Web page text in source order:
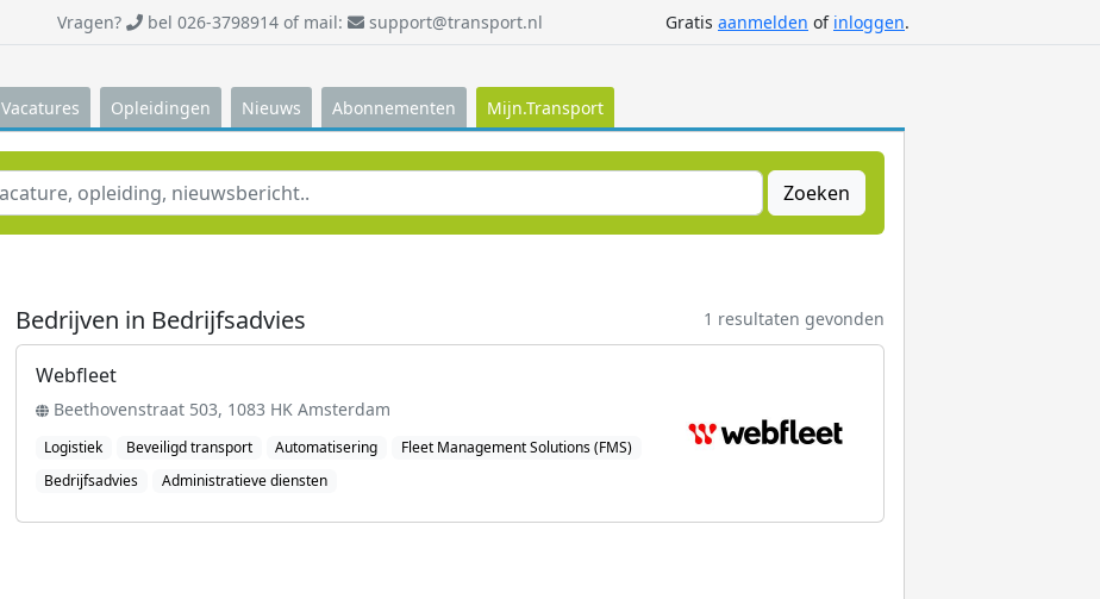
Vragen? bel 026-3798914 of mail: support@transport.nl Gratis aanmelden of inloggen.
Vacatures Opleidingen Nieuws Abonnementen Mijn.Transport
Zoeken
1 resultaten gevonden
Bedrijven in Bedrijfsadvies
Webfleet
Beethovenstraat 503, 1083 HK Amsterdam
Logistiek Beveiligd transport Automatisering
Fleet Management Solutions (FMS)
Bedrijfsadvies
Administratieve diensten